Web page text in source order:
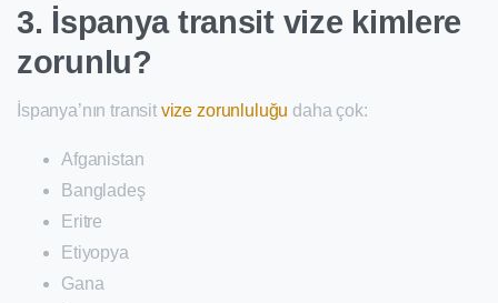
3. İspanya transit vize kimlere
zorunlu?
İspanya’nın transit vize zorunluluğu daha çok:
Afganistan
Bangladeş
Eritre
Etiyopya
Gana